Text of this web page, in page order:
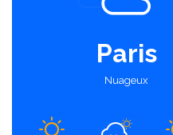
Paris
Nuageux